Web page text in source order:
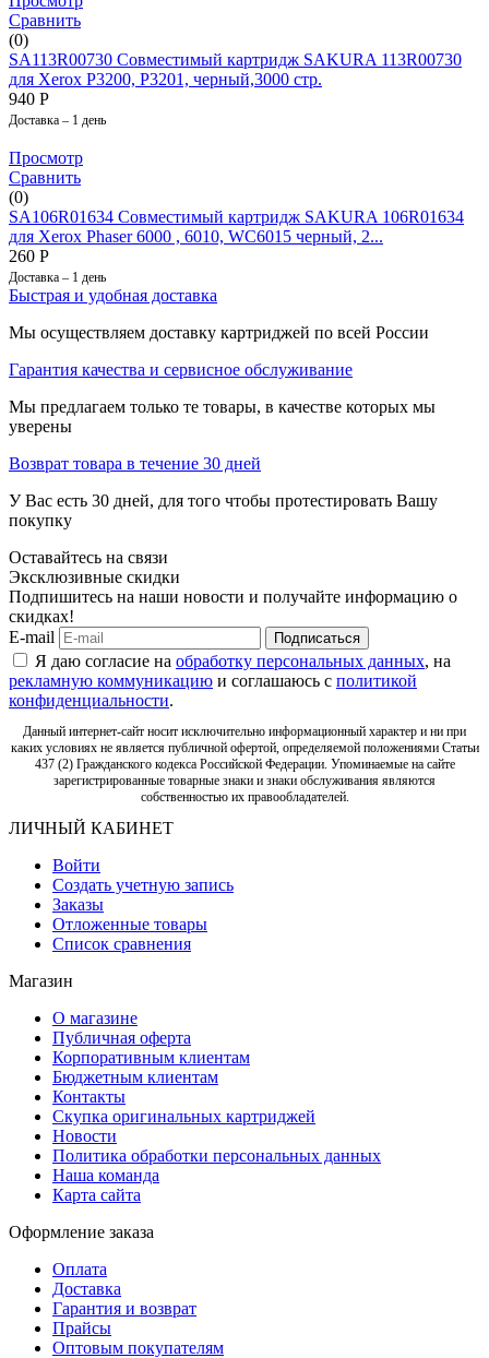
Сравнить
(0)
SA113R00730 Совместимый картридж SAKURA 113R00730
для Xerox P3200, P3201, черный,3000 стр.
940 Р
Доставка – 1 день
Просмотр
Сравнить
(0)
SA106R01634 Совместимый картридж SAKURA 106R01634
для Xerox Phaser 6000 , 6010, WC6015 черный, 2...
260 Р
Доставка – 1 день
Быстрая и удобная доставка
Мы осуществляем доставку картриджей по всей России
Гарантия качества и сервисное обслуживание
Мы предлагаем только те товары, в качестве которых мы
уверены
Возврат товара в течение 30 дней
У Вас есть 30 дней, для того чтобы протестировать Вашу
покупку
Оставайтесь на связи
Эксклюзивные скидки
Подпишитесь на наши новости и получайте информацию о
скидках!
E-mail
Подписаться
Я даю согласие на обработку персональных данных, на
рекламную коммуникацию и соглашаюсь с политикой
конфиденциальности.
Данный интернет-сайт носит исключительно информационный характер и ни при
каких условиях не является публичной офертой, определяемой положениями Статьи
437 (2) Гражданского кодекса Российской Федерации. Упоминаемые на сайте
зарегистрированные товарные знаки и знаки обслуживания являются
собственностью их правообладателей.
ЛИЧНЫЙ КАБИНЕТ
Войти
Создать учетную запись
Заказы
Отложенные товары
Список сравнения
Магазин
О магазине
Публичная оферта
Корпоративным клиентам
Бюджетным клиентам
Контакты
Скупка оригинальных картриджей
Новости
Политика обработки персональных данных
Наша команда
Карта сайта
Оформление заказа
Оплата
Доставка
Гарантия и возврат
Прайсы
Оптовым покупателям